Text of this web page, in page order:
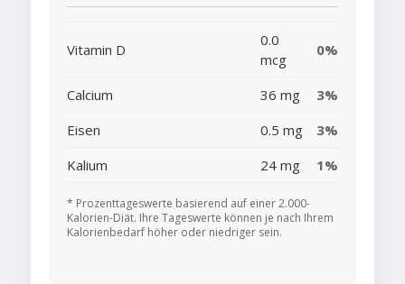
Vitamin D
0.0
mcg
0%
Calcium 36 mg
3%
Eisen
0.5 mg
3%
Kalium
24 mg 1%
* Prozenttageswerte basierend auf einer 2.000-
Kalorien-Diät. Ihre Tageswerte können je nach Ihrem
Kalorienbedarf höher oder niedriger sein.